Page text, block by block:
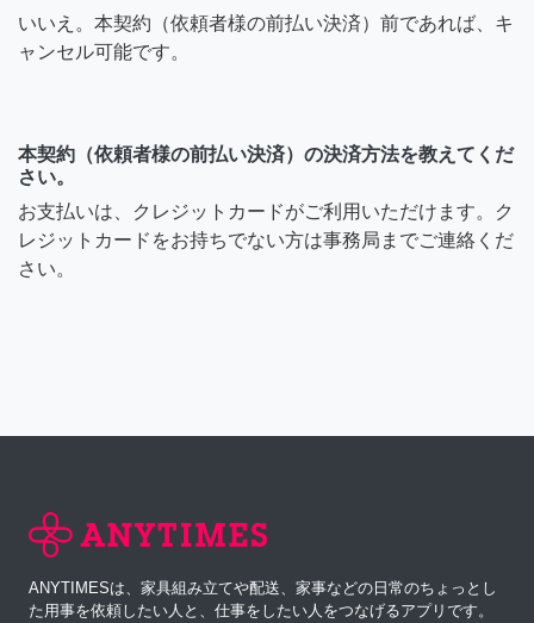
いいえ。本契約（依頼者様の前払い決済）前であれば、キ
ャンセル可能です。
本契約（依頼者様の前払い決済）の決済方法を教えてくだ
さい。
お支払いは、クレジットカードがご利用いただけます。ク
レジットカードをお持ちでない方は事務局までご連絡くだ
さい。
ANYTIMESは、家具組み立てや配送、家事などの日常のちょっとし
た用事を依頼したい人と、仕事をしたい人をつなげるアプリです。